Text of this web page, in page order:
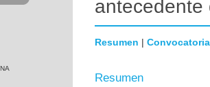
antecedente
Resumen | Convocatoria
Resumen